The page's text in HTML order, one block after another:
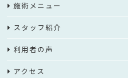
施術メニュー
スタッフ紹介
利用者の声
アクセス